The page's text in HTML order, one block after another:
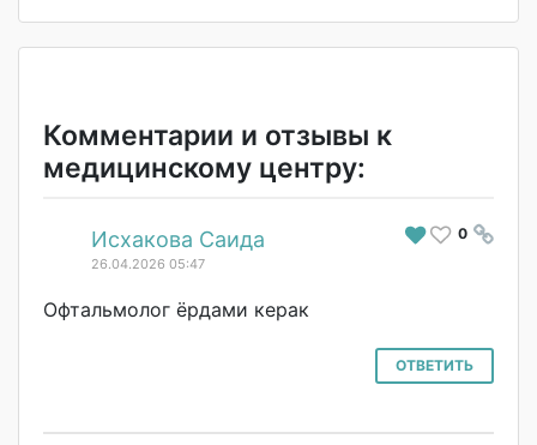
Комментарии и отзывы к
медицинскому центру:
# 0
Исхакова Саида
26.04.2026 05:47
Офтальмолог ёрдами керак
ОТВЕТИТЬ